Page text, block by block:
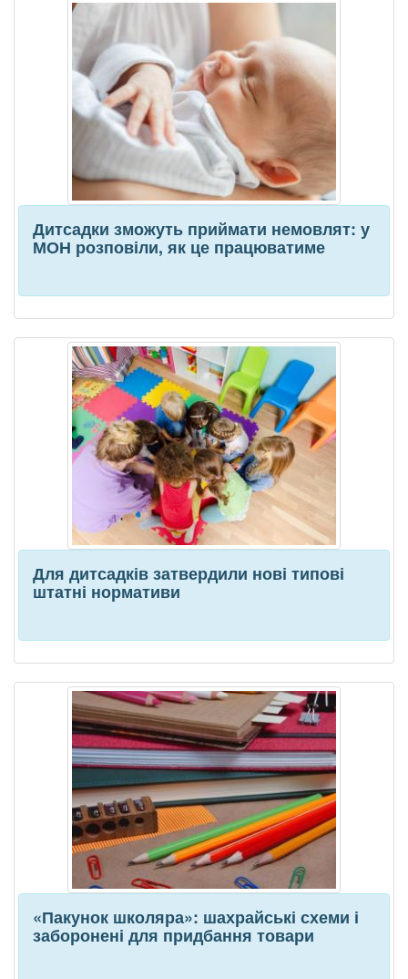
Дитсадки зможуть приймати немовлят: у
МОН розповіли, як це працюватиме
Для дитсадків затвердили нові типові
штатні нормативи
«Пакунок школяра»: шахрайські схеми і
заборонені для придбання товари